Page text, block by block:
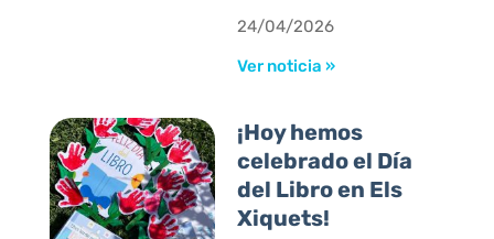
24/04/2026
Ver noticia »
¡Hoy hemos
celebrado el Día
del Libro en Els
Xiquets!